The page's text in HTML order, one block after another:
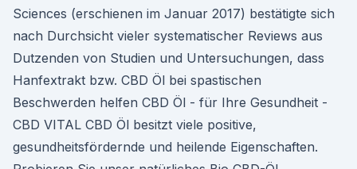
Sciences (erschienen im Januar 2017) bestätigte sich
nach Durchsicht vieler systematischer Reviews aus
Dutzenden von Studien und Untersuchungen, dass
Hanfextrakt bzw. CBD Öl bei spastischen
Beschwerden helfen CBD Öl - für Ihre Gesundheit -
CBD VITAL CBD Öl besitzt viele positive,
gesundheitsfördernde und heilende Eigenschaften.